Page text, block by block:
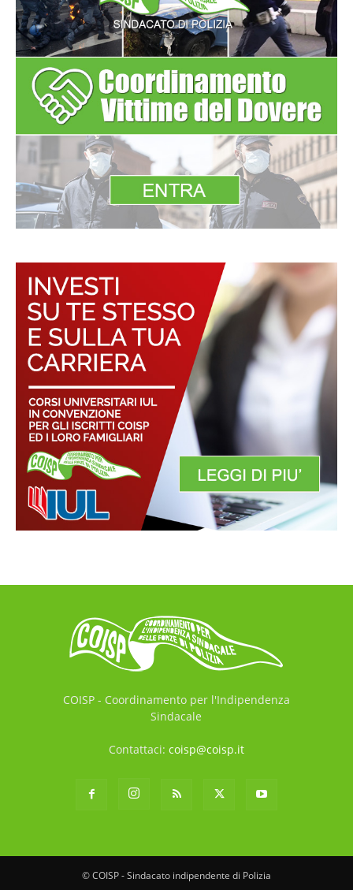
COISP - Coordinamento per l'Indipendenza
Sindacale
Contattaci: coisp@coisp.it
© COISP - Sindacato indipendente di Polizia